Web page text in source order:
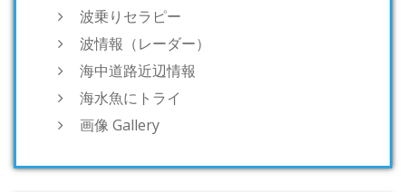
波乗りセラピー
波情報（レーダー）
海中道路近辺情報
海水魚にトライ
画像 Gallery